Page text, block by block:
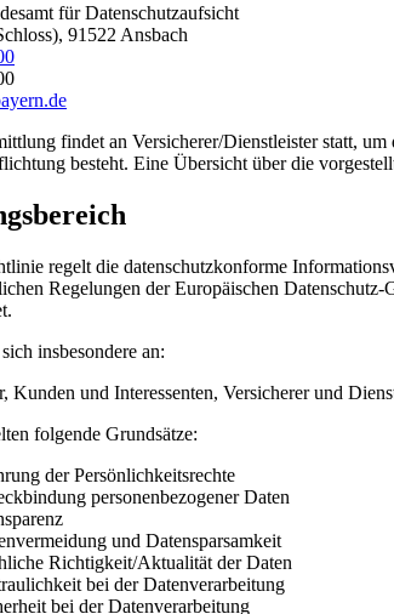
für Datenschutzaufsicht
91522 Ansbach
findet an Versicherer/Dienstleister statt,
besteht. Eine Übersicht über die
regelt die datenschutzkonforme
Regelungen der Europäischen
insbesondere an:
Kunden und Interessenten, Versicherer und
folgende Grundsätze:
der Persönlichkeitsrechte
personenbezogener Daten
und Datensparsamkeit
Richtigkeit/Aktualität der Daten
bei der Datenverarbeitung
bei der Datenverarbeitung